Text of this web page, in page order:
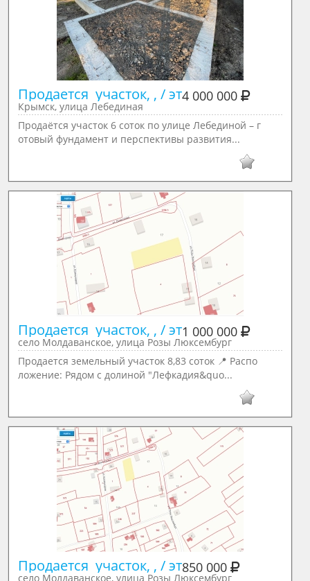
Продается  участок, , / эт4 000 000
Крымск, улица Лебединая
Продаётся участок 6 соток по улице Лебединой – г
отовый фундамент и перспективы развития...
Продается  участок, , / эт1 000 000
село Молдаванское, улица Розы Люксембург
Продается земельный участок 8,83 соток 📍 Распо
ложение: Рядом с долиной "Лефкадия&quo...
Продается  участок, , / эт850 000
село Молдаванское, улица Розы Люксембург